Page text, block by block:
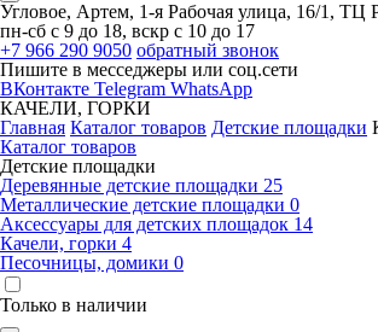
Угловое, Артем, ​1-я Рабочая улица, 16/1, ТЦ
пн-сб с 9 до 18, вскр с 10 до 17
+7 966 290 9050 обратный звонок
Пишите в месседжеры или соц.сети
ВКонтакте Telegram WhatsApp
КАЧЕЛИ, ГОРКИ
Главная Каталог товаров Детские площадки
Каталог товаров
Детские площадки
Деревянные детские площадки 25
Металлические детские площадки 0
Аксессуары для детских площадок 14
Качели, горки 4
Песочницы, домики 0
Только в наличии